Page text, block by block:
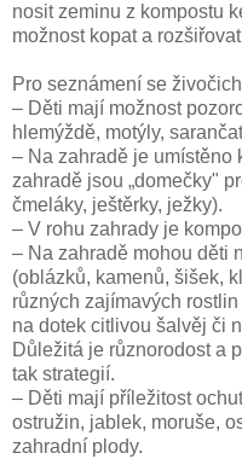
nosit zeminu z kompostu
možnost kopat a
Pro seznámení se
– Děti mají možnost
hlemýždě, motýly,
– Na zahradě je umístěno
zahradě jsou „domečky"
čmeláky, ještěrky, ježky).
– V rohu zahrady je
– Na zahradě mohou děti
(oblázků, kamenů, šišek,
různých zajímavých
na dotek citlivou šalvěj či
Důležitá je různorodost a
tak strategií.
– Děti mají příležitost
ostružin, jablek, moruše,
zahradní plody.